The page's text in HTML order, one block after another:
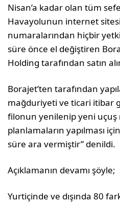
Nisan’a kadar olan tüm
Havayolunun internet
numaralarından hiçbir
süre önce el değiştiren
Holding tarafından satın
Borajet’ten tarafından
mağduriyeti ve ticari itibar
filonun yenilenip yeni uçuş
planlamaların yapılması
süre ara vermiştir” denildi.
Açıklamanın devamı şöyle;
Yurtiçinde ve dışında 80